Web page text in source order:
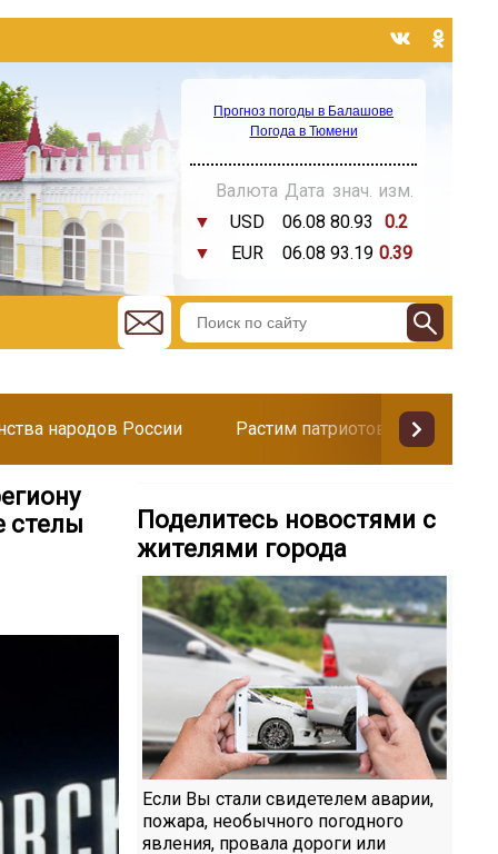
Прогноз погоды в Балашове
Погода в Тюмени
Валюта Дата знач. изм.
▼
USD 06.08 80.93
0.2
▼
EUR 06.08 93.19 0.39
народов России Растим патриотов
стелы
Поделитесь новостями с
жителями города
Если Вы стали свидетелем аварии,
пожара, необычного погодного
явления, провала дороги или